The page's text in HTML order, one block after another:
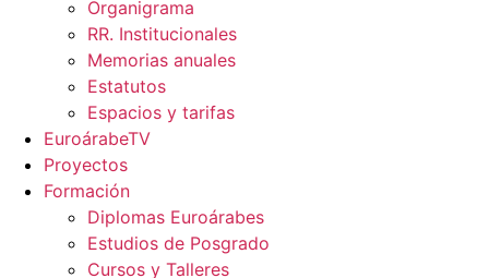
Organigrama
RR. Institucionales
Memorias anuales
Estatutos
Espacios y tarifas
EuroárabeTV
Proyectos
Formación
Diplomas Euroárabes
Estudios de Posgrado
Cursos y Talleres